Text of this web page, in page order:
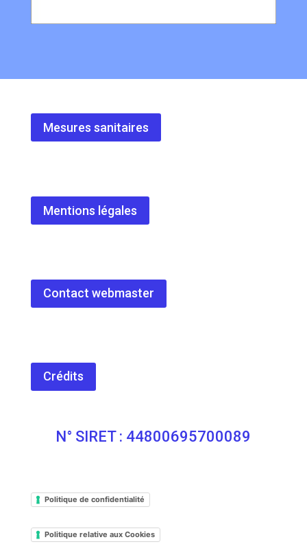
Mesures sanitaires
Mentions légales
Contact webmaster
Crédits
N° SIRET : 44800695700089
Politique de confidentialité
Politique relative aux Cookies